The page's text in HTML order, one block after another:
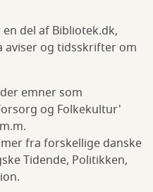
del af Bibliotek.dk,
og tidsskrifter om
emner som
og Folkekultur'
fra forskellige danske
Tidende, Politikken,